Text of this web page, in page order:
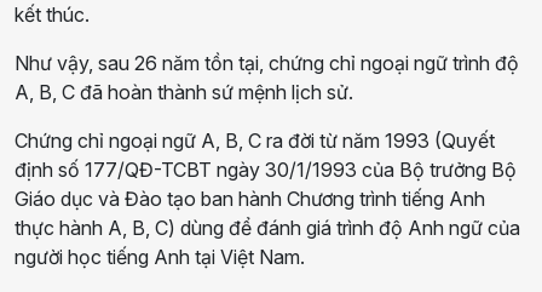
kết thúc.
Như vậy, sau 26 năm tồn tại, chứng chỉ ngoại ngữ trình độ
A, B, C đã hoàn thành sứ mệnh lịch sử.
Chứng chỉ ngoại ngữ A, B, C ra đời từ năm 1993 (Quyết
định số 177/QĐ-TCBT ngày 30/1/1993 của Bộ trưởng Bộ
Giáo dục và Đào tạo ban hành Chương trình tiếng Anh
thực hành A, B, C) dùng để đánh giá trình độ Anh ngữ của
người học tiếng Anh tại Việt Nam.